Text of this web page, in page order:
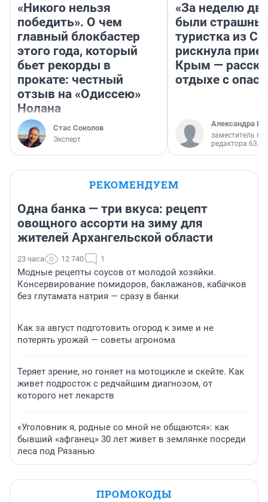
«Никого нельзя
победить». О чем
главный блокбастер
этого года, который
бьет рекорды в
прокате: честный
отзыв на «Одиссею»
Нолана
Стас Соколов
Эксперт
«За неделю
были
туристка из
рискнула
Крым —
отдыхе с
Александра
заместитель
редактора 63.RU
РЕКОМЕНДУЕМ
Одна банка — три вкуса: рецепт
овощного ассорти на зиму для
жителей Архангельской области
23 часа 12 740 1
Модные рецепты соусов от молодой хозяйки.
Консервирование помидоров, баклажанов, кабачков
без глутамата натрия — сразу в банки
Как за август подготовить огород к зиме и не
потерять урожай — советы агронома
Теряет зрение, но гоняет на мотоцикле и скейте. Как
живет подросток с редчайшим диагнозом, от
которого нет лекарств
«Уголовник я, родные со мной не общаются»: как
бывший «афганец» 30 лет живет в землянке посреди
леса под Рязанью
ПРОМОКОДЫ